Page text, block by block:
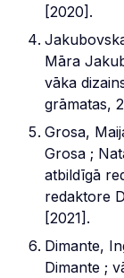
[2020].
Māra
vāka
grāmatas,
Grosa,
Grosa ;
atbildīgā
redaktore
[2021].
Dimante,
Dimante ;